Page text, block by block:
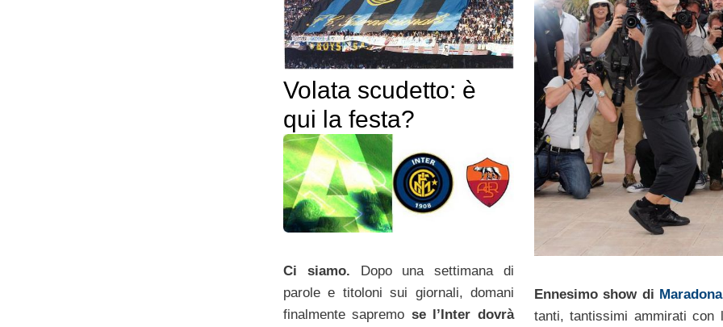
Ennesimo show di Maradona
tanti, tantissimi ammirati con
Volata scudetto: è
qui la festa?
Ci siamo. Dopo una settimana di
parole e titoloni sui giornali, domani
finalmente sapremo se l’Inter dovrà